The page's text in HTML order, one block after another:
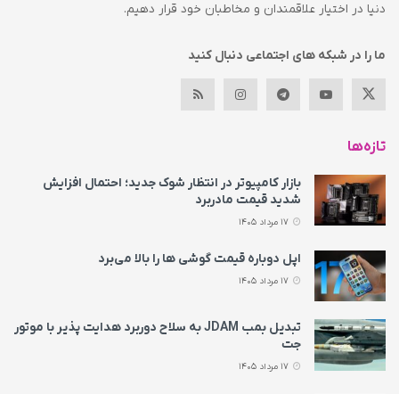
دنیا در اختیار علاقمندان و مخاطبان خود قرار دهیم.
ما را در شبکه های اجتماعی دنبال کنید
تازه‌ها
بازار کامپیوتر در انتظار شوک جدید؛ احتمال افزایش
شدید قیمت مادربرد
اپل دوباره قیمت‌ گوشی ها را بالا می‌برد
تبدیل بمب JDAM به سلاح دوربرد هدایت پذیر با موتور
جت